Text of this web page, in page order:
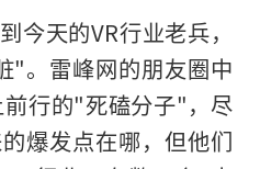
今天的VR行业老兵，
"。雷峰网的朋友圈中
前行的"死磕分子"，尽
爆发点在哪，但他们